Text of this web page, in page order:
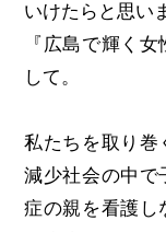
いけたらと思い
『広島で輝く
して。
私たちを取り巻
減少社会の中で
症の親を看護し